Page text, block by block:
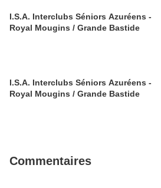
I.S.A. Interclubs Séniors Azuréens -
Royal Mougins / Grande Bastide
I.S.A. Interclubs Séniors Azuréens -
Royal Mougins / Grande Bastide
Commentaires